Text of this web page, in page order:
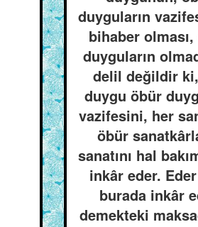
duyguların
bihaber
duyguların
delil değildir
duygu öbür
vazifesini, her
öbür
sanatını hal
inkâr eder.
burada inkâr
demekteki